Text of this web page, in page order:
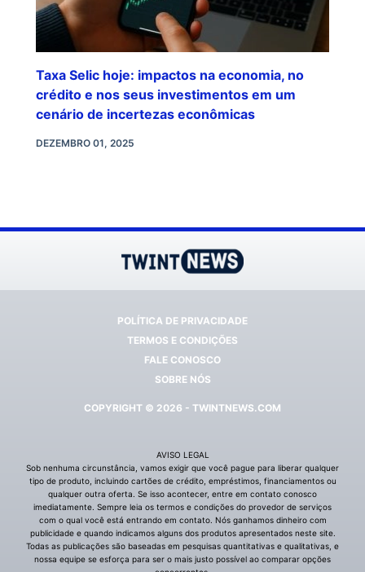
Taxa Selic hoje: impactos na economia, no
crédito e nos seus investimentos em um
cenário de incertezas econômicas
DEZEMBRO 01, 2025
POLÍTICA DE PRIVACIDADE
TERMOS E CONDIÇÕES
FALE CONOSCO
SOBRE NÓS
COPYRIGHT © 2026 - TWINTNEWS.COM